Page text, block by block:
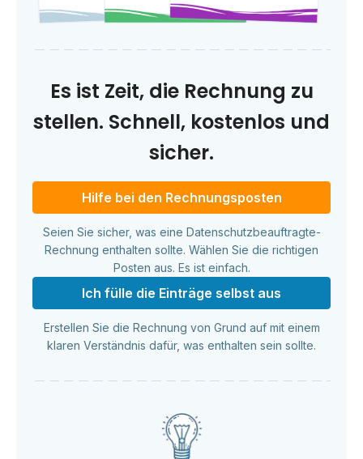
Es ist Zeit, die Rechnung zu
stellen. Schnell, kostenlos und
sicher.
Hilfe bei den Rechnungsposten
Seien Sie sicher, was eine Datenschutzbeauftragte-
Rechnung enthalten sollte. Wählen Sie die richtigen
Posten aus. Es ist einfach.
Ich fülle die Einträge selbst aus
Erstellen Sie die Rechnung von Grund auf mit einem
klaren Verständnis dafür, was enthalten sein sollte.